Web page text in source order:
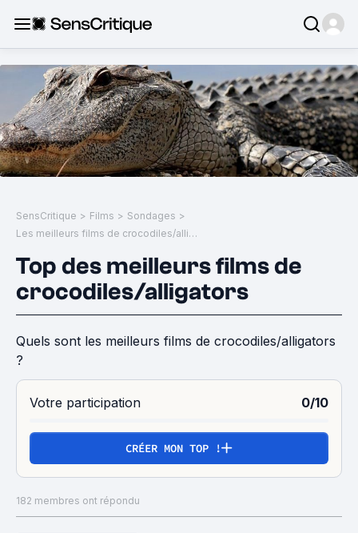
SensCritique > Films > Sondages >
Les meilleurs films de crocodiles/alligators
Top des meilleurs films de
crocodiles/alligators
Quels sont les meilleurs films de crocodiles/alligators
?
Votre participation 0/10
CRÉER MON TOP !
182 membres ont répondu